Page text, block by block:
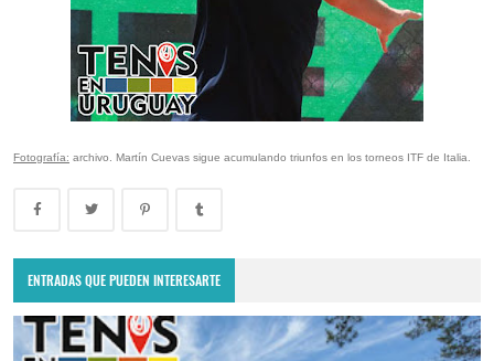
Fotografía: archivo. Martín Cuevas sigue acumulando triunfos en los torneos ITF de Italia.
ENTRADAS QUE PUEDEN INTERESARTE